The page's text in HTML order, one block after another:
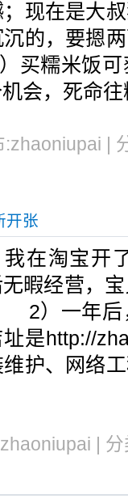
现在是大
的，要摁
糯米饭可
会，死命
:zhaoniupai |
开张
淘宝开
暇经营，
）一年后
是http://
护、网络
|